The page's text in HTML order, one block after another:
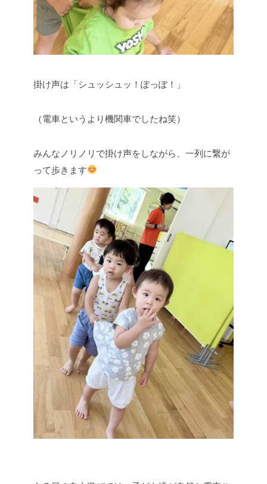
掛け声は「シュッシュッ！ぽっぽ！」
（電車というより機関車でしたね笑）
みんなノリノリで掛け声をしながら、一列に繋が
って歩きます